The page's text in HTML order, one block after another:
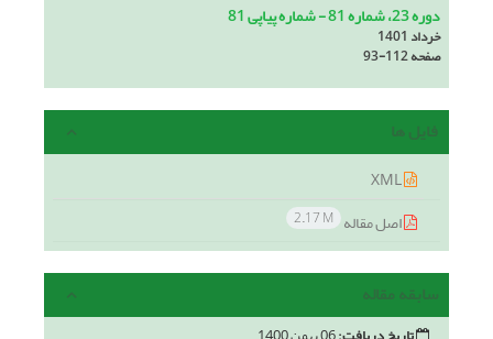
دوره 23، شماره 81 - شماره پیاپی 81
خرداد 1401
صفحه93-112
فایل ها
اصل مقاله 2.17 M
سابقه مقاله